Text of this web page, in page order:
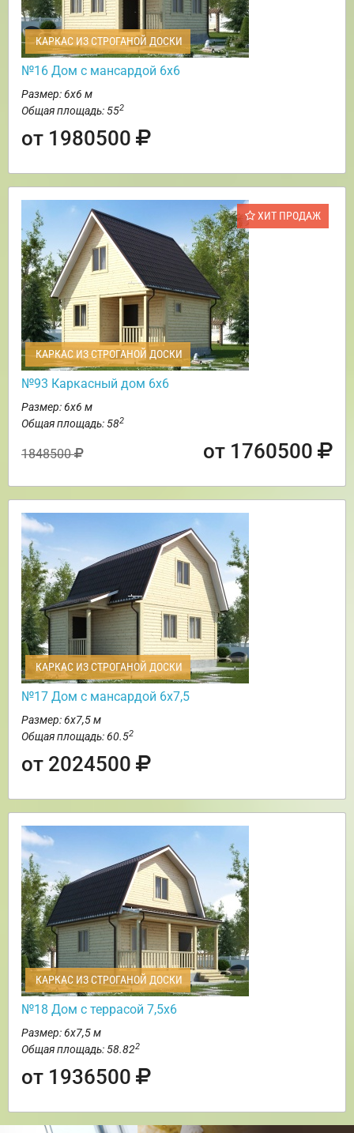
КАРКАС ИЗ СТРОГАНОЙ ДОСКИ
№16 Дом с мансардой 6х6
Размер: 6х6 м
Общая площадь: 552
от 1980500
ХИТ ПРОДАЖ
КАРКАС ИЗ СТРОГАНОЙ ДОСКИ
№93 Каркасный дом 6х6
Размер: 6х6 м
Общая площадь: 582
1848500 от 1760500
КАРКАС ИЗ СТРОГАНОЙ ДОСКИ
№17 Дом с мансардой 6х7,5
Размер: 6х7,5 м
Общая площадь: 60.52
от 2024500
КАРКАС ИЗ СТРОГАНОЙ ДОСКИ
№18 Дом с террасой 7,5х6
Размер: 6х7,5 м
Общая площадь: 58.822
от 1936500